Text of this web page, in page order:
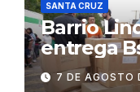
SANTA CRUZ
Barrio
entrega
insumos
7 DE